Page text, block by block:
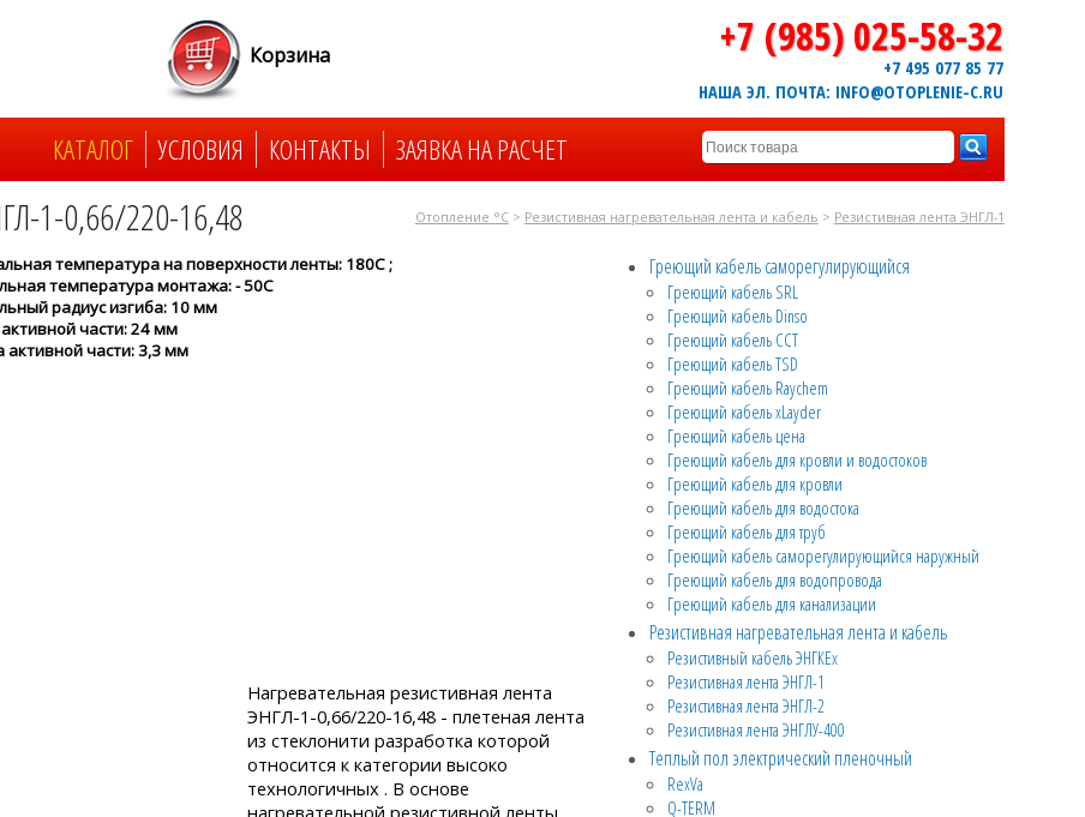
Корзина +7 (985) 025-58-32
+7 495 077 85 77
НАША ЭЛ. ПОЧТА: INFO@OTOPLENIE-C.RU
КАТАЛОГ УСЛОВИЯ КОНТАКТЫ ЗАЯВКА НА РАСЧЕТ
Отопление °C> Резистивная нагревательная лента и кабель > Резистивная лента ЭНГЛ-1
1-0,66/220-16,48
температура на поверхности ленты: 180С ;
температура монтажа: - 50С
радиус изгиба: 10 мм
части: 24 мм
активной части: 3,3 мм
Нагревательная резистивная лента
ЭНГЛ-1-0,66/220-16,48 - плетеная лента
из стеклонити разработка которой
относится к категории высоко
технологичных . В основе
нагревательной резистивной ленты
Греющий кабель саморегулирующийся
Греющий кабель SRL
Греющий кабель Dinso
Греющий кабель CCT
Греющий кабель TSD
Греющий кабель Raychem
Греющий кабель xLayder
Греющий кабель цена
Греющий кабель для кровли и водостоков
Греющий кабель для кровли
Греющий кабель для водостока
Греющий кабель для труб
Греющий кабель саморегулирующийся наружный
Греющий кабель для водопровода
Греющий кабель для канализации
Резистивная нагревательная лента и кабель
Резистивный кабель ЭНГКЕх
Резистивная лента ЭНГЛ-1
Резистивная лента ЭНГЛ-2
Резистивная лента ЭНГЛУ-400
Теплый пол электрический пленочный
RexVa
Q-TERM